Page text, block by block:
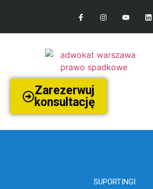
Zarezerwuj
konsultację
SUPORTINGI